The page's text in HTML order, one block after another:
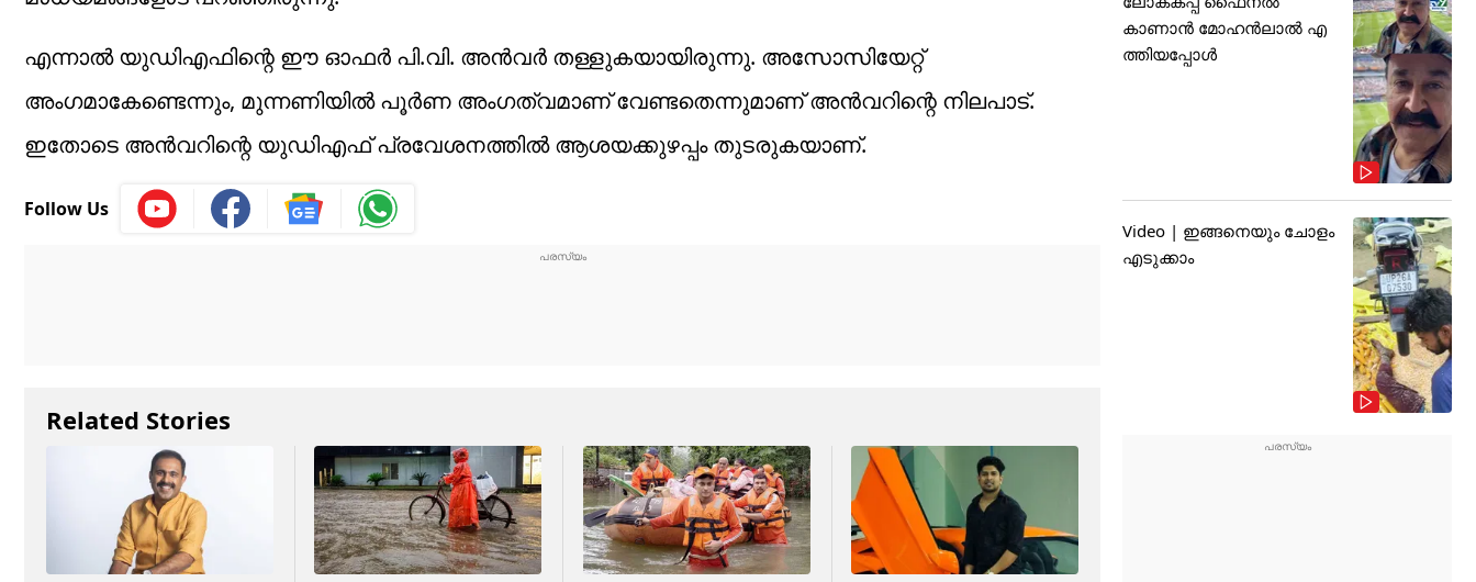
എന്നാൽ യുഡിഎഫിന്റെ ഈ ഓഫര്‍ പി.വി. അന്‍വര്‍ തള്ളുകയായിരുന്നു. അസോസിയേറ്റ്
അംഗമാകേണ്ടെന്നും, മുന്നണിയില്‍ പൂര്‍ണ അംഗത്വമാണ് വേണ്ടതെന്നുമാണ് അന്‍വറിന്റെ നിലപാട്.
ഇതോടെ അന്‍വറിന്റെ യുഡിഎഫ് പ്രവേശനത്തില്‍ ആശയക്കുഴപ്പം തുടരുകയാണ്.
Follow Us
Related Stories
കാണാൻ മോഹൻലാൽ എ
ത്തിയപ്പോൾ
Video | ഇങ്ങനെയും ചോളം
എടുക്കാം